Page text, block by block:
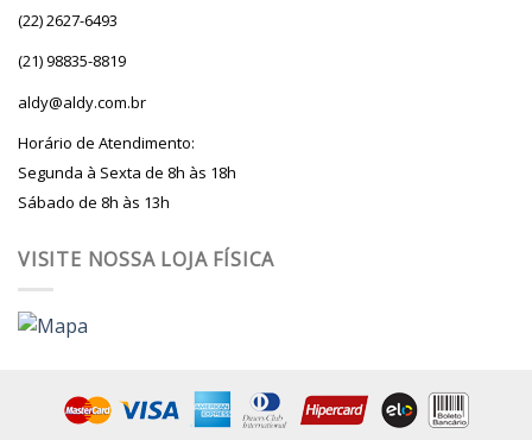
(22) 2627-6493
(21) 98835-8819
aldy@aldy.com.br
Horário de Atendimento:
Segunda à Sexta de 8h às 18h
Sábado de 8h às 13h
VISITE NOSSA LOJA FÍSICA